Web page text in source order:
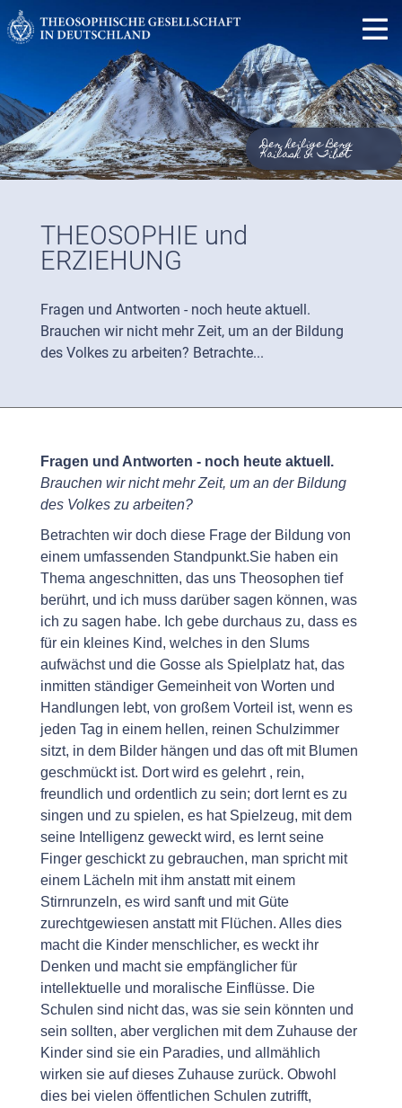
Der heilige Berg
Kailash in Tibet
THEOSOPHIE und
ERZIEHUNG
Fragen und Antworten - noch heute aktuell.
Brauchen wir nicht mehr Zeit, um an der Bildung
des Volkes zu arbeiten? Betrachte...
Fragen und Antworten - noch heute aktuell.
Brauchen wir nicht mehr Zeit, um an der Bildung
des Volkes zu arbeiten?
Betrachten wir doch diese Frage der Bildung von
einem umfassenden Standpunkt.Sie haben ein
Thema angeschnitten, das uns Theosophen tief
berührt, und ich muss darüber sagen können, was
ich zu sagen habe. Ich gebe durchaus zu, dass es
für ein kleines Kind, welches in den Slums
aufwächst und die Gosse als Spielplatz hat, das
inmitten ständiger Gemeinheit von Worten und
Handlungen lebt, von großem Vorteil ist, wenn es
jeden Tag in einem hellen, reinen Schulzimmer
sitzt, in dem Bilder hängen und das oft mit Blumen
geschmückt ist. Dort wird es gelehrt , rein,
freundlich und ordentlich zu sein; dort lernt es zu
singen und zu spielen, es hat Spielzeug, mit dem
seine Intelligenz geweckt wird, es lernt seine
Finger geschickt zu gebrauchen, man spricht mit
einem Lächeln mit ihm anstatt mit einem
Stirnrunzeln, es wird sanft und mit Güte
zurechtgewiesen anstatt mit Flüchen. Alles dies
macht die Kinder menschlicher, es weckt ihr
Denken und macht sie empfänglicher für
intellektuelle und moralische Einflüsse. Die
Schulen sind nicht das, was sie sein könnten und
sein sollten, aber verglichen mit dem Zuhause der
Kinder sind sie ein Paradies, und allmählich
wirken sie auf dieses Zuhause zurück. Obwohl
dies bei vielen öffentlichen Schulen zutrifft,